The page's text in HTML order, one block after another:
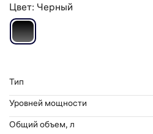
Цвет: Черный
Тип
Уровней мощности
Общий объем, л